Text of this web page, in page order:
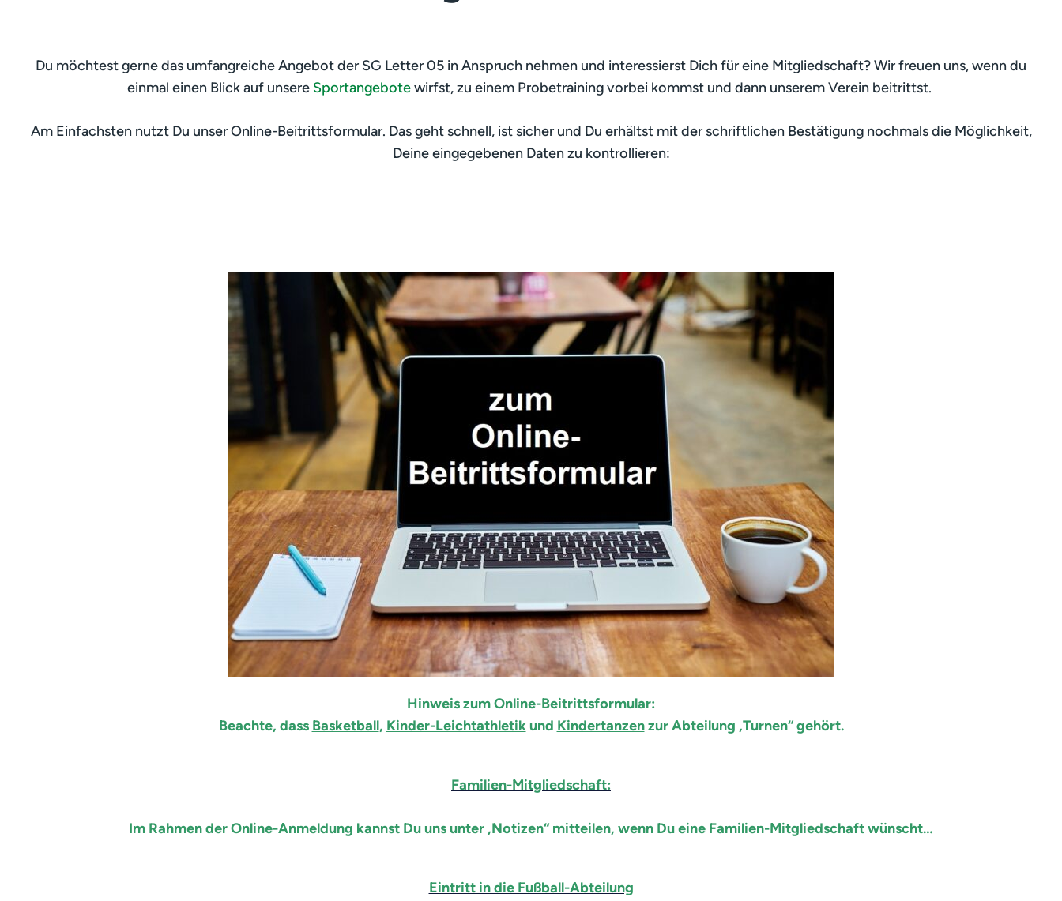
Du möchtest gerne das umfangreiche Angebot der SG Letter 05 in Anspruch nehmen und interessierst Dich für eine Mitgliedschaft? Wir freuen uns, wenn du
einmal einen Blick auf unsere Sportangebotewirfst, zu einem Probetraining vorbei kommst und dann unserem Verein beitrittst.
Am Einfachsten nutzt Du unser Online-Beitrittsformular. Das geht schnell, ist sicher und Du erhältst mit der schriftlichen Bestätigung nochmals die Möglichkeit,
Deine eingegebenen Daten zu kontrollieren:
Hinweis zum Online-Beitrittsformular:
Beachte, dass Basketball, Kinder-Leichtathletikund Kindertanzenzur Abteilung „Turnen“ gehört.
Familien-Mitgliedschaft:
Im Rahmen der Online-Anmeldung kannst Du uns unter „Notizen“ mitteilen, wenn Du eine Familien-Mitgliedschaft wünscht…
Eintritt in die Fußball-Abteilung